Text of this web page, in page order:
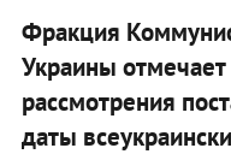
Фракция
Украины
рассмотрения
даты